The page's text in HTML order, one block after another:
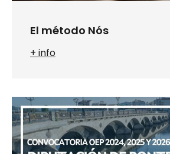
El método Nós
+ info